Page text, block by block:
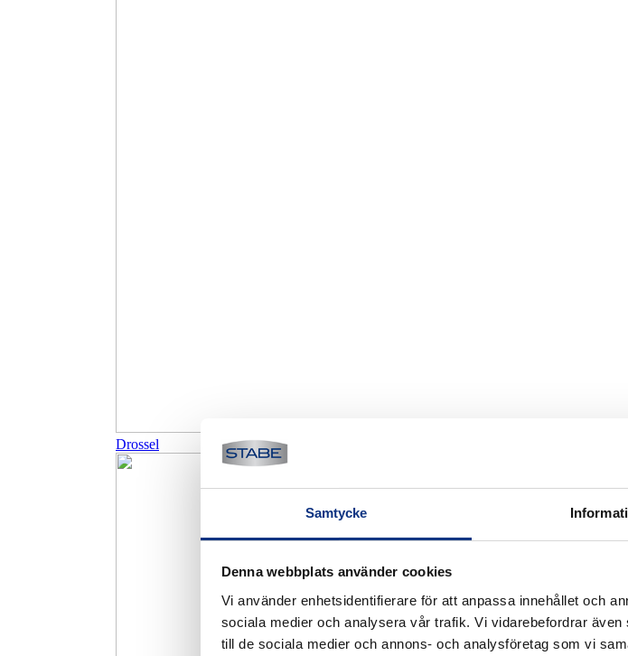
Samtycke
Denna webbplats använder cookies
Vi använder enhetsidentifierare för att anpassa innehållet och
sociala medier och analysera vår trafik. Vi vidarebefordrar
till de sociala medier och annons- och analysföretag som vi
Drossel